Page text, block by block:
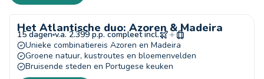
Het Atlantische duo: Azoren & Madeira
15 dagen v.a. 2.399 p.p. compleet incl.
Unieke combinatiereis Azoren en Madeira
Groene natuur, kustroutes en bloemenvelden
Bruisende steden en Portugese keuken